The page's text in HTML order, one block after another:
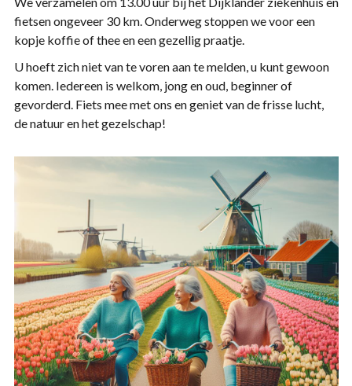
fietsen ongeveer 30 km. Onderweg stoppen we voor een
kopje koffie of thee en een gezellig praatje.
U hoeft zich niet van te voren aan te melden, u kunt gewoon
komen. Iedereen is welkom, jong en oud, beginner of
gevorderd. Fiets mee met ons en geniet van de frisse lucht,
de natuur en het gezelschap!